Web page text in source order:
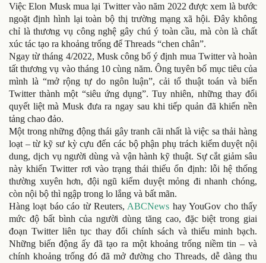
Việc Elon Musk mua lại Twitter vào năm 2022 được xem là bước
ngoặt định hình lại toàn bộ thị trường mạng xã hội. Đây không
chỉ là thương vụ công nghệ gây chú ý toàn cầu, mà còn là chất
xúc tác tạo ra khoảng trống để Threads “chen chân”.
Ngay từ tháng 4/2022, Musk công bố ý định mua Twitter và hoàn
tất thương vụ vào tháng 10 cùng năm. Ông tuyên bố mục tiêu của
mình là “mở rộng tự do ngôn luận”, cải tổ thuật toán và biến
Twitter thành một “siêu ứng dụng”. Tuy nhiên, những thay đổi
quyết liệt mà Musk đưa ra ngay sau khi tiếp quản đã khiến nền
tảng chao đảo.
Một trong những động thái gây tranh cãi nhất là việc sa thải hàng
loạt – từ kỹ sư kỳ cựu đến các bộ phận phụ trách kiểm duyệt nội
dung, dịch vụ người dùng và vận hành kỹ thuật. Sự cắt giảm sâu
này khiến Twitter rơi vào trạng thái thiếu ổn định: lỗi hệ thống
thường xuyên hơn, đội ngũ kiểm duyệt mỏng đi nhanh chóng,
còn nội bộ thì ngập trong lo lắng và bất mãn.
Hàng loạt báo cáo từ Reuters, ABCNews hay YouGov cho thấy
mức độ bất bình của người dùng tăng cao, đặc biệt trong giai
đoạn Twitter liên tục thay đổi chính sách và thiếu minh bạch.
Những biến động ấy đã tạo ra một khoảng trống niềm tin – và
chính khoảng trống đó đã mở đường cho Threads, dễ dàng thu